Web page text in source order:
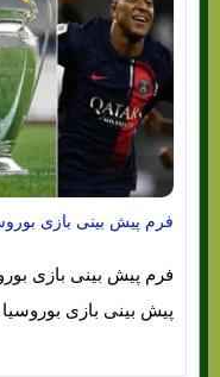
فرم پیش بینی بازی
فرم پیش بینی بازی
پیش بینی بازی